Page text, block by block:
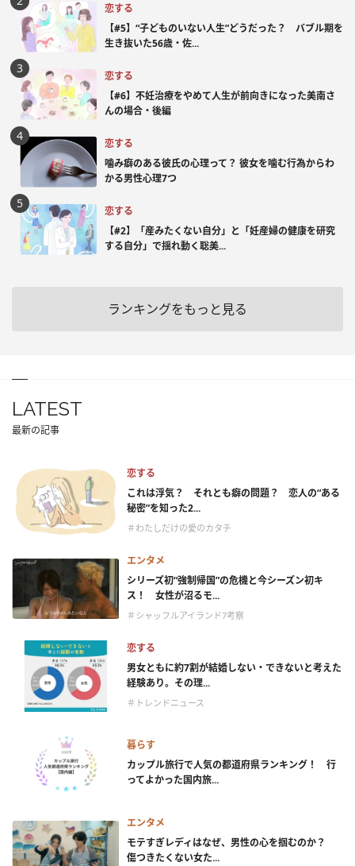
恋する
【#5】“子どものいない人生”どうだった？ バブル期を
生き抜いた56歳・佐...
恋する
【#6】不妊治療をやめて人生が前向きになった美南さ
んの場合・後編
恋する
噛み癖のある彼氏の心理って？ 彼女を噛む行為からわ
かる男性心理7つ
恋する
【#2】「産みたくない自分」と「妊産婦の健康を研究
する自分」で揺れ動く聡美...
ランキングをもっと見る
LATEST
最新の記事
恋する
これは浮気？ それとも癖の問題？ 恋人の“ある
秘密”を知った2...
＃わたしだけの愛のカタチ
エンタメ
シリーズ初“強制帰国”の危機と今シーズン初キ
ス！ 女性が沼るモ...
＃シャッフルアイランド7考察
恋する
男女ともに約7割が結婚しない・できないと考えた
経験あり。その理...
＃トレンドニュース
暮らす
カップル旅行で人気の都道府県ランキング！ 行
ってよかった国内旅...
エンタメ
モテすぎレディはなぜ、男性の心を掴むのか？
傷つきたくない女た...